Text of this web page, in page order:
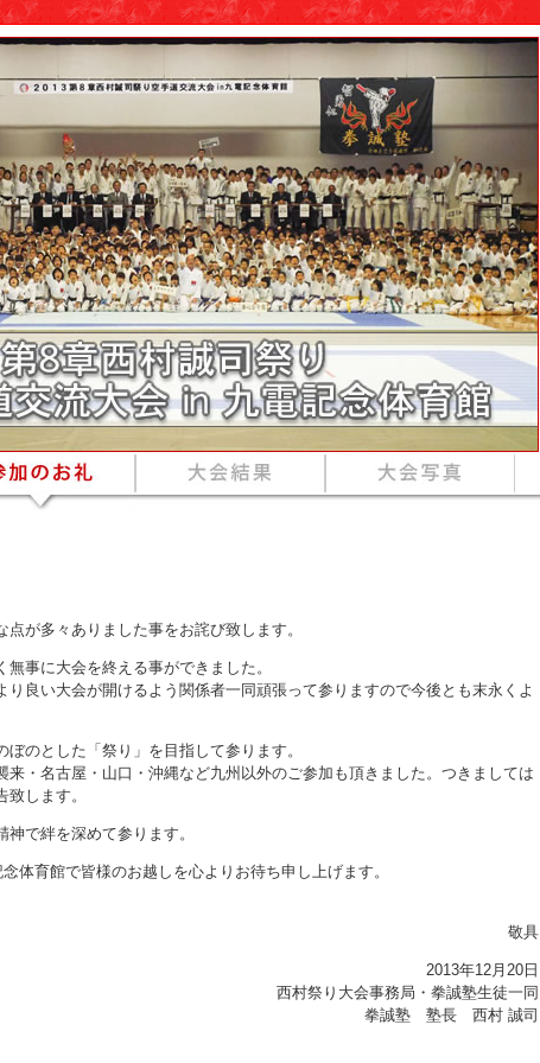
が多々ありました事をお詫び致します。
事に大会を終える事ができました。
良い大会が開けるよう関係者一同頑張って参りますので今後とも末永くよ
のとした「祭り」を目指して参ります。
・名古屋・山口・沖縄など九州以外のご参加も頂きました。つきましては
します。
で絆を深めて参ります。
体育館で皆様のお越しを心よりお待ち申し上げます。
敬具
2013年12月20日
西村祭り大会事務局・拳誠塾生徒一同
拳誠塾 塾長 西村 誠司